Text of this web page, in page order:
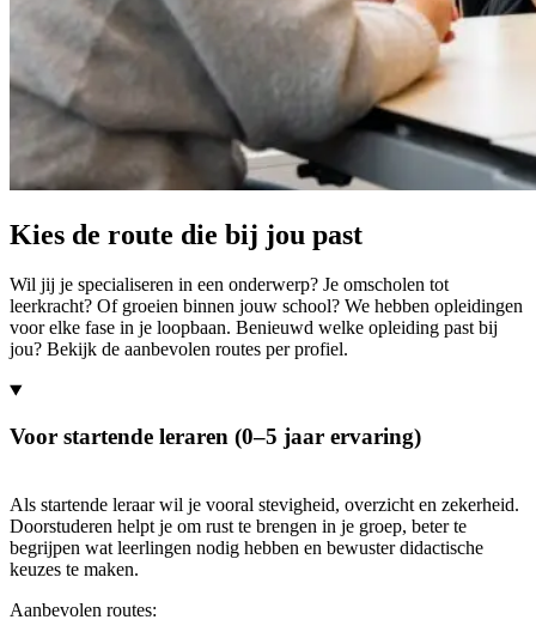
Kies de route die bij jou past
Wil jij je specialiseren in een onderwerp? Je omscholen tot
leerkracht? Of groeien binnen jouw school? We hebben opleidingen
voor elke fase in je loopbaan. Benieuwd welke opleiding past bij
jou? Bekijk de aanbevolen routes per profiel.
Voor startende leraren (0–5 jaar ervaring)
Als startende leraar wil je vooral stevigheid, overzicht en zekerheid.
Doorstuderen helpt je om rust te brengen in je groep, beter te
begrijpen wat leerlingen nodig hebben en bewuster didactische
keuzes te maken.
Aanbevolen routes: